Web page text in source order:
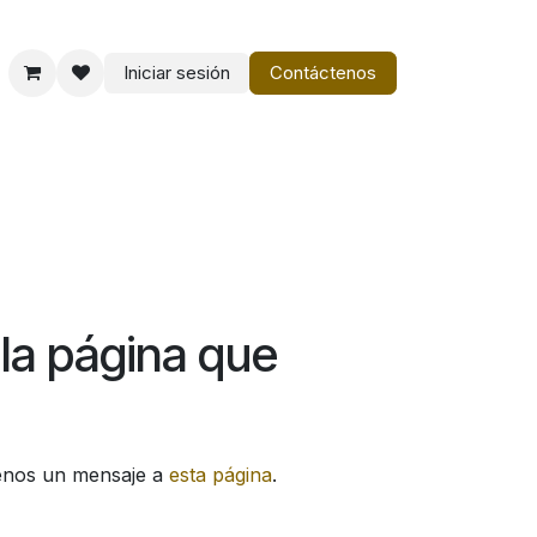
Iniciar sesión Contáctenos
página que
un mensaje a esta página.